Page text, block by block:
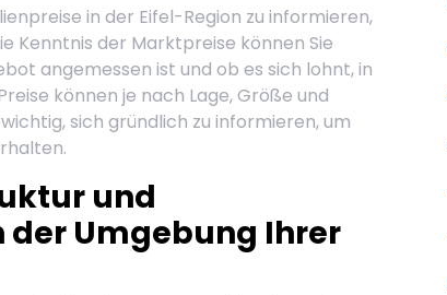
in der Eifel-Region zu informieren,
Kenntnis der Marktpreise können Sie
angemessen ist und ob es sich lohnt, in
können je nach Lage, Größe und
sich gründlich zu informieren, um
und
Umgebung Ihrer